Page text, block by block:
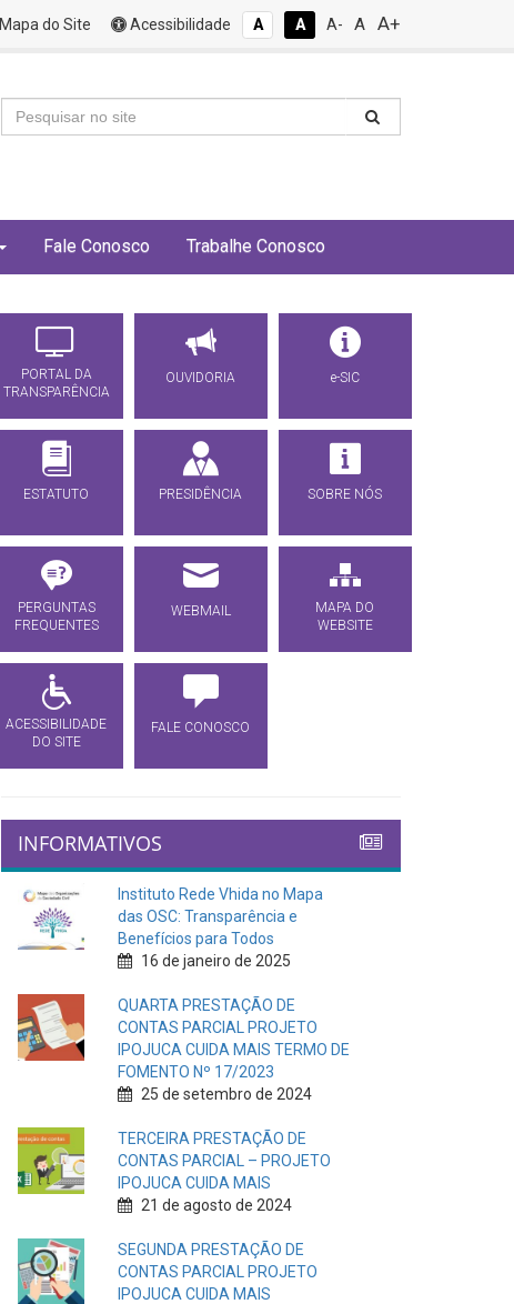
Mapa do Site Acessibilidade A A A- A A+
Fale Conosco Trabalhe Conosco
PORTAL DA
TRANSPARÊNCIA
OUVIDORIA e-SIC
ESTATUTO PRESIDÊNCIA SOBRE NÓS
PERGUNTAS
FREQUENTES
WEBMAIL
MAPA DO
WEBSITE
ACESSIBILIDADE
DO SITE
FALE CONOSCO
INFORMATIVOS
Instituto Rede Vhida no Mapa
das OSC: Transparência e
Benefícios para Todos
16 de janeiro de 2025
QUARTA PRESTAÇÃO DE
CONTAS PARCIAL PROJETO
IPOJUCA CUIDA MAIS TERMO DE
FOMENTO Nº 17/2023
25 de setembro de 2024
TERCEIRA PRESTAÇÃO DE
CONTAS PARCIAL – PROJETO
IPOJUCA CUIDA MAIS
21 de agosto de 2024
SEGUNDA PRESTAÇÃO DE
CONTAS PARCIAL PROJETO
IPOJUCA CUIDA MAIS